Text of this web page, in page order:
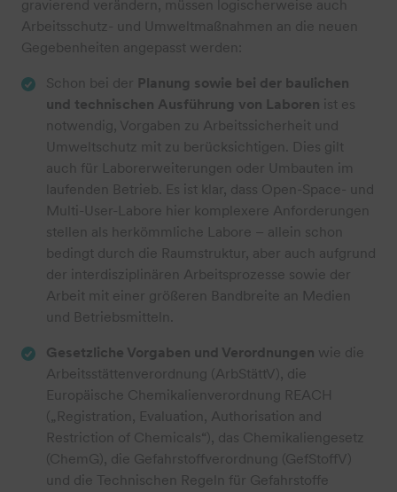
gravierend verändern, müssen logischerweise auch
Arbeitsschutz- und Umweltmaßnahmen an die neuen
Gegebenheiten angepasst werden:
Schon bei der Planung sowie bei der baulichen
und technischen Ausführung von Laboren ist es
notwendig, Vorgaben zu Arbeitssicherheit und
Umweltschutz mit zu berücksichtigen. Dies gilt
auch für Laborerweiterungen oder Umbauten im
laufenden Betrieb. Es ist klar, dass Open-Space- und
Multi-User-Labore hier komplexere Anforderungen
stellen als herkömmliche Labore – allein schon
bedingt durch die Raumstruktur, aber auch aufgrund
der interdisziplinären Arbeitsprozesse sowie der
Arbeit mit einer größeren Bandbreite an Medien
und Betriebsmitteln.
Gesetzliche Vorgaben und Verordnungen wie die
Arbeitsstättenverordnung (ArbStättV), die
Europäische Chemikalienverordnung REACH
(„Registration, Evaluation, Authorisation and
Restriction of Chemicals“), das Chemikaliengesetz
(ChemG), die Gefahrstoffverordnung (GefStoffV)
und die Technischen Regeln für Gefahrstoffe